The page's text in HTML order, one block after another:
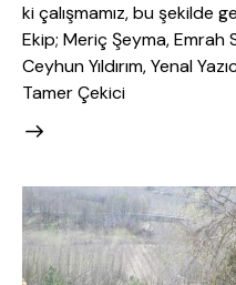
ki çalışmamız, bu şekilde
Ekip; Meriç Şeyma, Emrah
Ceyhun Yıldırım, Yenal
Tamer Çekici